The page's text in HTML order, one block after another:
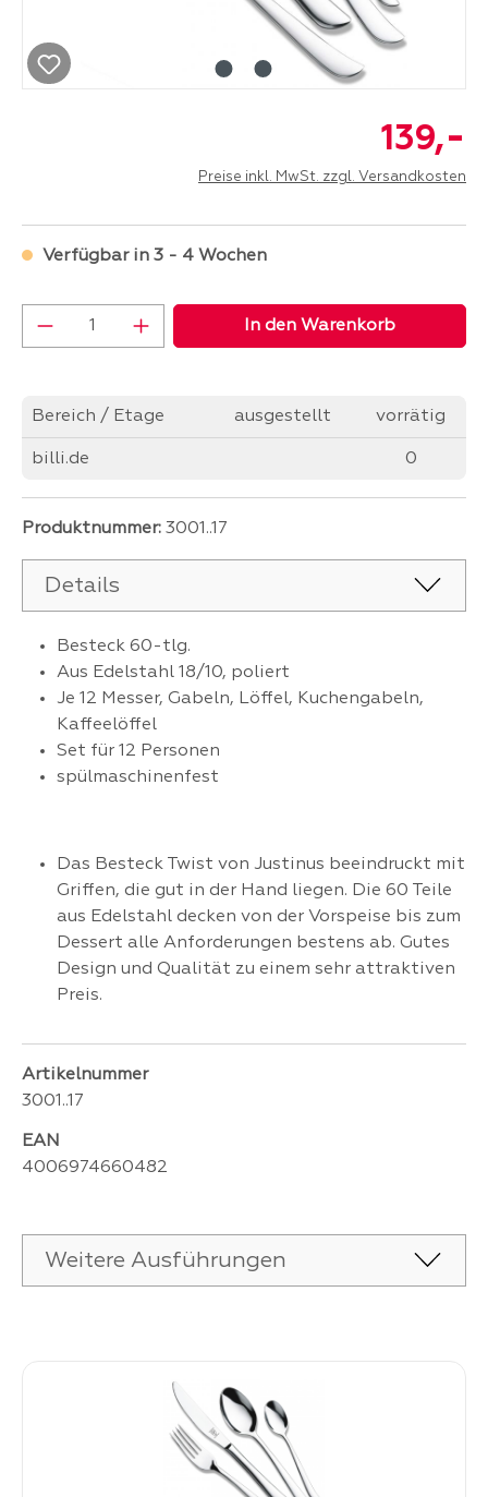
139,-
Preise inkl. MwSt. zzgl. Versandkosten
Verfügbar in 3 - 4 Wochen
Produkt Anzahl: Gib den gewünschten
In den Warenkorb
Bereich / Etage ausgestellt vorrätig
billi.de 0
Produktnummer: 3001..17
Details
Besteck 60-tlg.
Aus Edelstahl 18/10, poliert
Je 12 Messer, Gabeln, Löffel, Kuchengabeln,
Kaffeelöffel
Set für 12 Personen
spülmaschinenfest
Das Besteck Twist von Justinus beeindruckt mit
Griffen, die gut in der Hand liegen. Die 60 Teile
aus Edelstahl decken von der Vorspeise bis zum
Dessert alle Anforderungen bestens ab. Gutes
Design und Qualität zu einem sehr attraktiven
Preis.
Artikelnummer
3001..17
EAN
4006974660482
Weitere Ausführungen